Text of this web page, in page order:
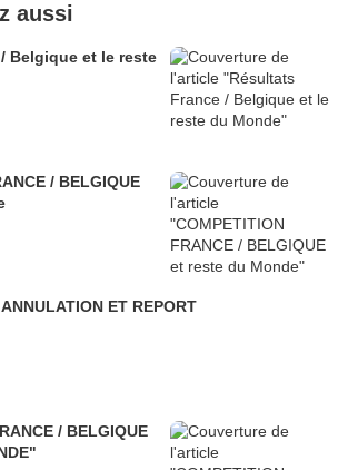
aussi
Belgique et le reste
/ BELGIQUE
CUP RYDER 2026 ANNULATION ET REPORT
/ BELGIQUE